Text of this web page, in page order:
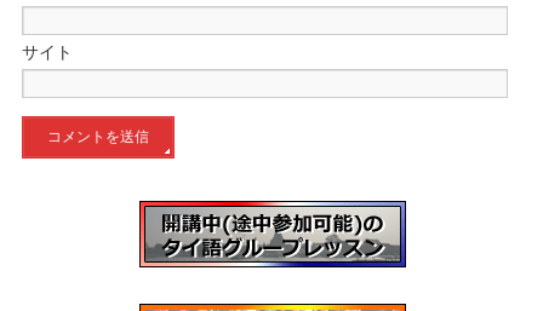
サイト